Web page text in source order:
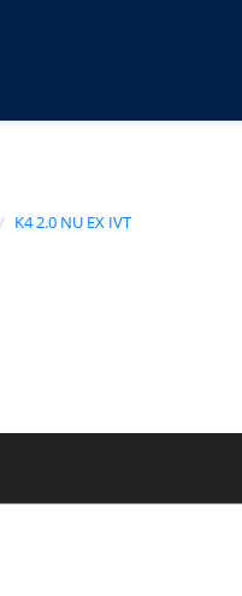
K4 2.0 NU EX IVT